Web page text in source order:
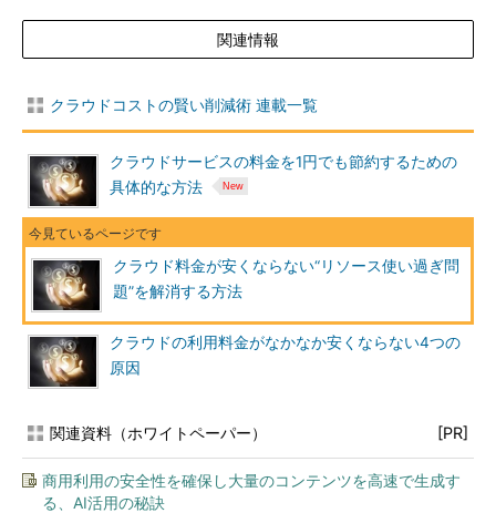
関連情報
クラウドコストの賢い削減術 連載一覧
クラウドサービスの料金を1円でも節約するための
具体的な方法
クラウド料金が安くならない“リソース使い過ぎ問
題”を解消する方法
クラウドの利用料金がなかなか安くならない4つの
原因
関連資料（ホワイトペーパー） [PR]
商用利用の安全性を確保し大量のコンテンツを高速で生成す
る、AI活用の秘訣